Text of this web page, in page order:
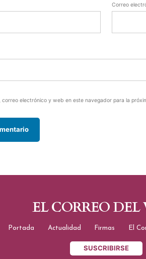
Correo
correo electrónico y web en este navegador para la
EL CORREO
Portada Actualidad Firmas El
SUSCRIBIRSE